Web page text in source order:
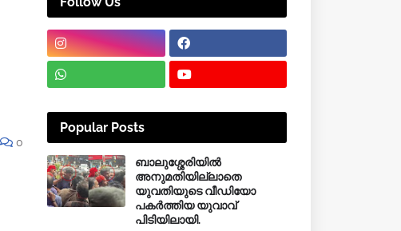
0
Popular Posts
ബാലുശ്ശേരിയിൽ
അനുമതിയില്ലാതെ
യുവതിയുടെ വീഡിയോ
പകർത്തിയ യുവാവ്
പിടിയിലായി.